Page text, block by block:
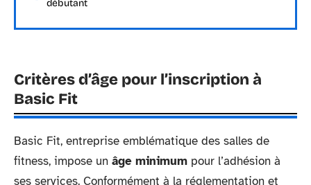
débutant
Critères d’âge pour l’inscription à
Basic Fit
Basic Fit, entreprise emblématique des salles de
fitness, impose un âge minimum pour l’adhésion à
ses services. Conformément à la réglementation et